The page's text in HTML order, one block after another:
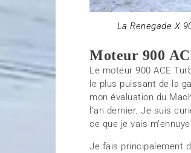
La Renegade X
Moteur 900
Le moteur 900 ACE
le plus puissant de la
mon évaluation du
l’an dernier. Je suis
ce que je vais
Je fais principalement